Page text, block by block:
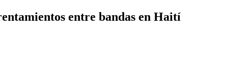
entre bandas en Haití